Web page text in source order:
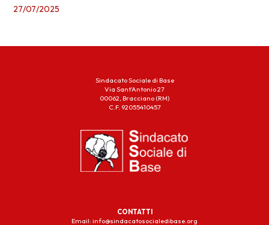
27/07/2025
Sindacato Sociale di Base
Via Sant’Antonio 27
00062, Bracciano (RM)
C.F. 92055410457
CONTATTI
Email: info@sindacatosocialedibase.org